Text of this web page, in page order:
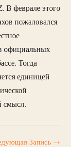
В феврале этого
пожаловался
официальных
Тогда
единицей
смысл.
Запись →